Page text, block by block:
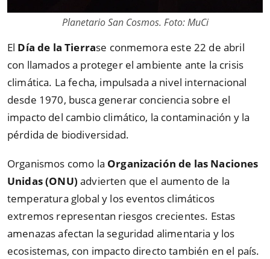
Planetario San Cosmos. Foto: MuCi
El Día de la Tierrase conmemora este 22 de abril
con llamados a proteger el ambiente ante la crisis
climática. La fecha, impulsada a nivel internacional
desde 1970, busca generar conciencia sobre el
impacto del cambio climático, la contaminación y la
pérdida de biodiversidad.
Organismos como la Organización de las Naciones
Unidas (ONU) advierten que el aumento de la
temperatura global y los eventos climáticos
extremos representan riesgos crecientes. Estas
amenazas afectan la seguridad alimentaria y los
ecosistemas, con impacto directo también en el país.